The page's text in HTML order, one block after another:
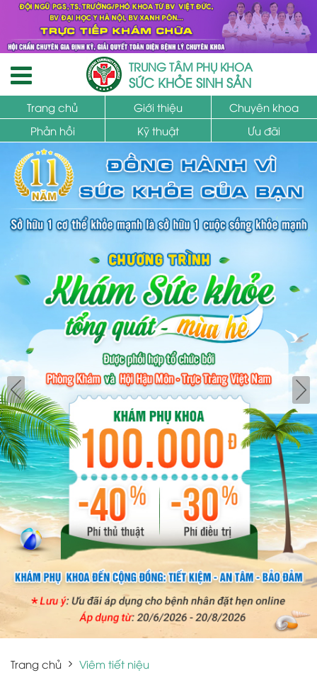
TRUNG TÂM PHỤ KHOA
SỨC KHỎE SINH SẢN
Trang chủ Giới thiệu
Chuyên khoa
Phản hồi
Kỹ thuật Ưu đãi
Trang chủ Viêm tiết niệu